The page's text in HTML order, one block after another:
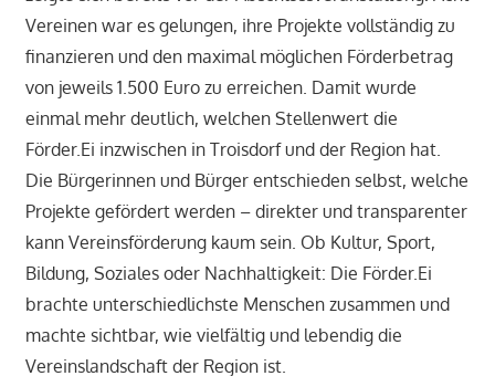
Vereinen war es gelungen, ihre Projekte vollständig zu
finanzieren und den maximal möglichen Förderbetrag
von jeweils 1.500 Euro zu erreichen. Damit wurde
einmal mehr deutlich, welchen Stellenwert die
Förder.Ei inzwischen in Troisdorf und der Region hat.
Die Bürgerinnen und Bürger entschieden selbst, welche
Projekte gefördert werden – direkter und transparenter
kann Vereinsförderung kaum sein. Ob Kultur, Sport,
Bildung, Soziales oder Nachhaltigkeit: Die Förder.Ei
brachte unterschiedlichste Menschen zusammen und
machte sichtbar, wie vielfältig und lebendig die
Vereinslandschaft der Region ist.